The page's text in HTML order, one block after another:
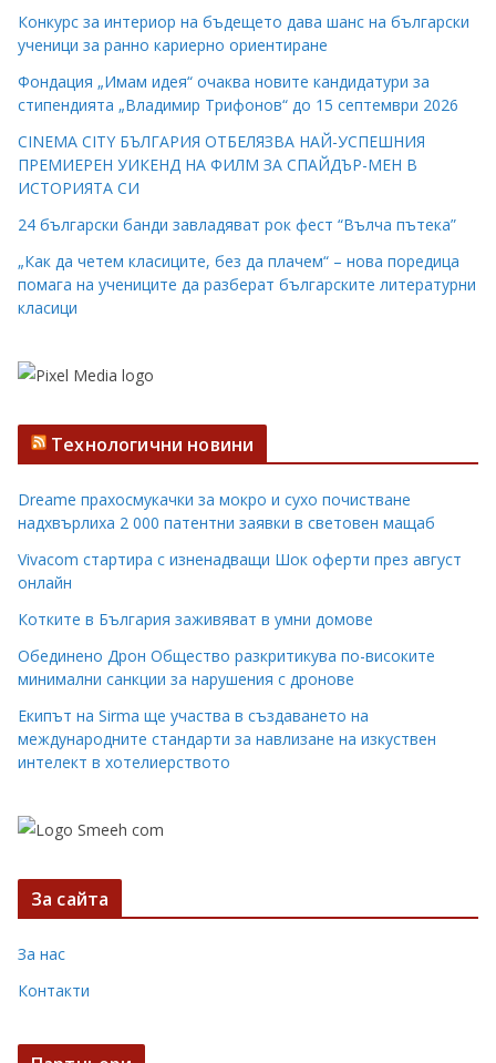
Конкурс за интериор на бъдещето дава шанс на български
ученици за ранно кариерно ориентиране
Фондация „Имам идея“ очаква новите кандидатури за
стипендията „Владимир Трифонов“ до 15 септември 2026
CINEMA CITY БЪЛГАРИЯ ОТБЕЛЯЗВА НАЙ-УСПЕШНИЯ
ПРЕМИЕРЕН УИКЕНД НА ФИЛМ ЗА СПАЙДЪР-МЕН В
ИСТОРИЯТА СИ
24 български банди завладяват рок фест “Вълча пътека”
„Как да четем класиците, без да плачем“ – нова поредица
помага на учениците да разберат българските литературни
класици
Технологични новини
Dreame прахосмукачки за мокро и сухо почистване
надхвърлиха 2 000 патентни заявки в световен мащаб
Vivacom стартира с изненадващи Шок оферти през август
онлайн
Котките в България заживяват в умни домове
Обединено Дрон Общество разкритикува по-високите
минимални санкции за нарушения с дронове
Екипът на Sirma ще участва в създаването на
международните стандарти за навлизане на изкуствен
интелект в хотелиерството
За сайта
За нас
Контакти